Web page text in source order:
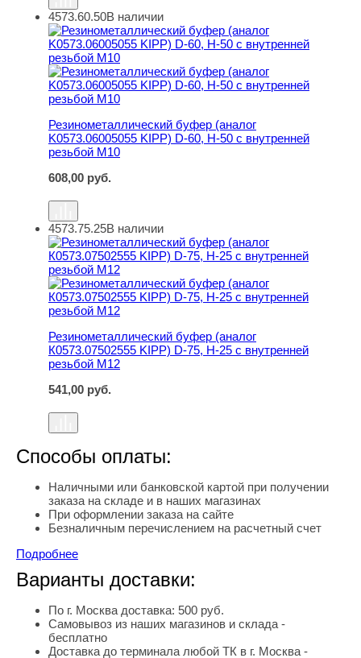
Резинометаллический буфер (аналог K0573.06005055
4573.60.50В наличии
Резинометаллический буфер (аналог
K0573.06005055 KIPP) D-60, H-50 с внутренней
резьбой M10
608,00 руб.
Резинометаллический буфер (аналог К0573.07502555
4573.75.25В наличии
Резинометаллический буфер (аналог
К0573.07502555 KIPP) D-75, H-25 с внутренней
резьбой M12
541,00 руб.
Способы оплаты:
Наличными или банковской картой при получении
заказа на складе и в наших магазинах
При оформлении заказа на сайте
Безналичным перечислением на расчетный счет
Подробнее
Варианты доставки:
По г. Москва доставка: 500 руб.
Самовывоз из наших магазинов и склада -
бесплатно
Доставка до терминала любой ТК в г. Москва -